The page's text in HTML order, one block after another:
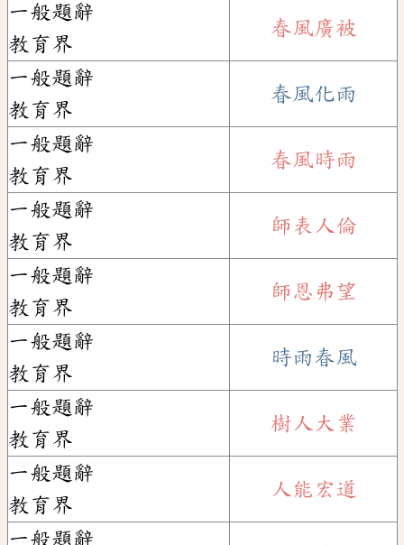
一般題辭
教育界
春風廣被
一般題辭
教育界
春風化雨
一般題辭
教育界
春風時雨
一般題辭
教育界
師表人倫
一般題辭
教育界
師恩弗望
一般題辭
教育界
時雨春風
一般題辭
教育界
樹人大業
一般題辭
教育界
人能宏道
一般題辭